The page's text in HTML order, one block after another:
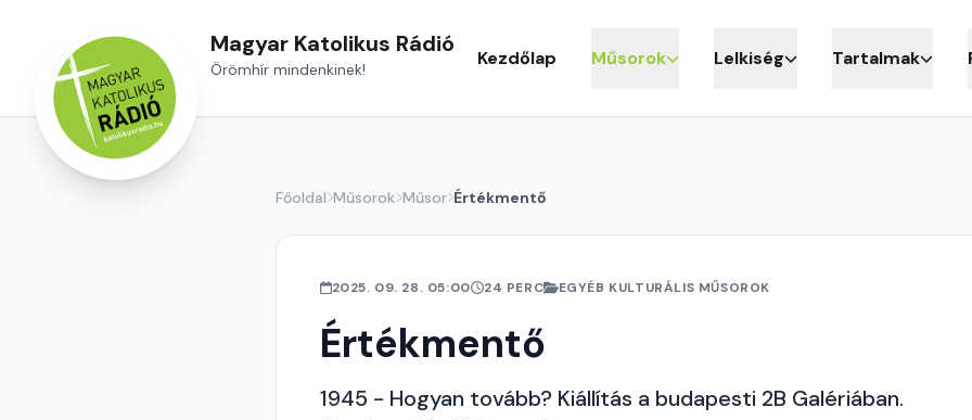
Magyar Katolikus Rádió
Örömhír mindenkinek! Kezdőlap Műsorok Lelkiség Tartalmak
Főoldal Műsorok Műsor Értékmentő
2025. 09. 28. 05:00 24 PERC EGYÉB KULTURÁLIS MŰSOROK
Értékmentő
1945 - Hogyan tovább? Kiállítás a budapesti 2B Galériában.